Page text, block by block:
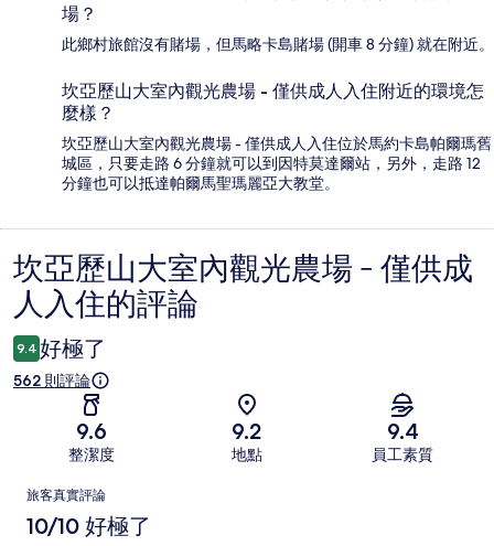
場？
此鄉村旅館沒有賭場，但馬略卡島賭場 (開車 8 分鐘) 就在附近。
坎亞歷山大室內觀光農場 - 僅供成人入住附近的環境怎
麼樣？
坎亞歷山大室內觀光農場 - 僅供成人入住位於馬約卡島帕爾瑪舊
城區，只要走路 6 分鐘就可以到因特莫達爾站，另外，走路 12
分鐘也可以抵達帕爾馬聖瑪麗亞大教堂。
評
論
坎亞歷山大室內觀光農場 - 僅供成
人入住的評論
9.4 好極了
562 則評論
9.6
整潔度
9.2
地點
9.4
員工素質
評
論
旅客真實評論
10/10 好極了